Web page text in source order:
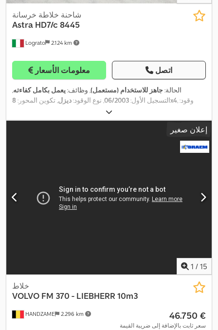
Lograto 2.124 km
شاحنة خلاطة خرسانة
Astra HD7/c 8445
معلومات الأسعار اتصل
الحالة:جاهز للاستخدام (مستعمل), وظائف:يعمل بكامل كفاءته,
التسجيل الأول:06/2003 , نوع الوقود:ديزل , تكوين المحور: 8x4 , وقود:
كابينة نهارية, نوع التروس:
سنة الصنع:2003 ,
إعلان صغير
1 / 15
HANDZAME 2.296 km
خلاط
VOLVO FM 370 - LIEBHERR 10m3
‏46.750 €
سعر ثابت بالإضافة إلى ضريبة القيمة